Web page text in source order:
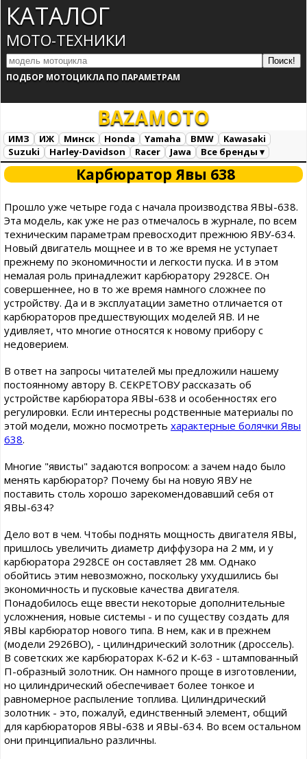
КАТАЛОГ
МОТО-ТЕХНИКИ
ПОДБОР МОТОЦИКЛА ПО ПАРАМЕТРАМ
BAZAMOTO
ИМЗ ИЖ Минск Honda Yamaha BMW
Kawasaki
Suzuki
Harley-Davidson Racer Jawa
Все бренды ▾
Все марки
Загрузка...
Карбюратор Явы 638
Прошло уже четыре года с начала производства ЯВЫ-638.
Эта модель, как уже не раз отмечалось в журнале, по всем
техническим параметрам превосходит прежнюю ЯВУ-634.
Новый двигатель мощнее и в то же время не уступает
прежнему по экономичности и легкости пуска. И в этом
немалая роль принадлежит карбюратору 2928СЕ. Он
совершеннее, но в то же время намного сложнее по
устройству. Да и в эксплуатации заметно отличается от
карбюраторов предшествующих моделей ЯВ. И не
удивляет, что многие относятся к новому прибору с
недоверием.
В ответ на запросы читателей мы предложили нашему
постоянному автору В. СЕКРЕТОВУ рассказать об
устройстве карбюратора ЯВЫ-638 и особенностях его
регулировки. Если интересны родственные материалы по
этой модели, можно посмотреть характерные болячки Явы
638.
Многие "явисты" задаются вопросом: а зачем надо было
менять карбюратор? Почему бы на новую ЯВУ не
поставить столь хорошо зарекомендовавший себя от
ЯВЫ-634?
Дело вот в чем. Чтобы поднять мощность двигателя ЯВЫ,
пришлось увеличить диаметр диффузора на 2 мм, и у
карбюратора 2928СЕ он составляет 28 мм. Однако
обойтись этим невозможно, поскольку ухудшились бы
экономичность и пусковые качества двигателя.
Понадобилось еще ввести некоторые дополнительные
усложнения, новые системы - и по существу создать для
ЯВЫ карбюратор нового типа. В нем, как и в прежнем
(модели 2926ВО), - цилиндрический золотник (дроссель).
В советских же карбюраторах К-62 и К-63 - штампованный
П-образный золотник. Он намного проще в изготовлении,
но цилиндрический обеспечивает более тонкое и
равномерное распыление топлива. Цилиндрический
золотник - это, пожалуй, единственный элемент, общий
для карбюраторов ЯВЫ-638 и ЯВЫ-634. Во всем остальном
они принципиально различны.